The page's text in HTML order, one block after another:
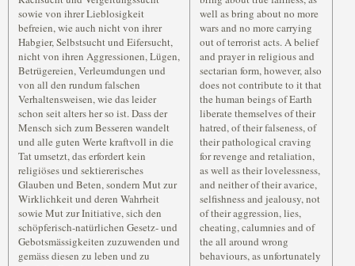
sowie von ihrer Lieblosigkeit
befreien, wie auch nicht von ihrer
Habgier, Selbstsucht und Eifersucht,
nicht von ihren Aggressionen, Lügen,
Betrügereien, Verleumdungen und
von all den rundum falschen
Verhaltensweisen, wie das leider
schon seit alters her so ist. Dass der
Mensch sich zum Besseren wandelt
und alle guten Werte kraftvoll in die
Tat umsetzt, das erfordert kein
religiöses und sektiererisches
Glauben und Beten, sondern Mut zur
Wirklichkeit und deren Wahrheit
sowie Mut zur Initiative, sich den
schöpferisch-natürlichen Gesetz- und
Gebotsmässigkeiten zuzuwenden und
gemäss diesen zu leben und zu
well as bring about no more
wars and no more carrying
out of terrorist acts. A belief
and prayer in religious and
sectarian form, however, also
does not contribute to it that
the human beings of Earth
liberate themselves of their
hatred, of their falseness, of
their pathological craving
for revenge and retaliation,
as well as their lovelessness,
and neither of their avarice,
selfishness and jealousy, not
of their aggression, lies,
cheating, calumnies and of
the all around wrong
behaviours, as unfortunately